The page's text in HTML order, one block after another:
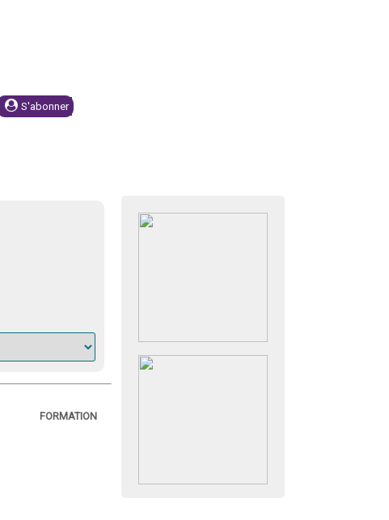
FORMATION